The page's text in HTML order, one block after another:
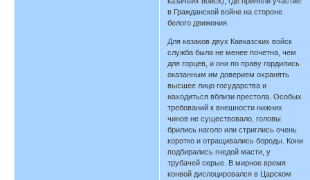
в Гражданской войне на стороне
белого движения.
Для казаков двух Кавказских войск
служба была не менее почетна, чем
для горцев, и они по праву гордились
оказанным им доверием охранять
высшее лицо государства и
находиться вблизи престола. Особых
требований к внешности нижних
чинов не существовало, головы
брились наголо или стриглись очень
коротко и отращивались бороды. Кони
подбирались гнедой масти, у
трубачей серые. В мирное время
конвой дислоцировался в Царском